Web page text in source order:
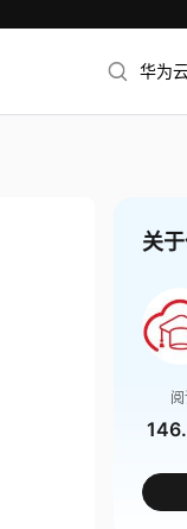
华为
关